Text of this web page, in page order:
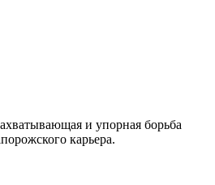
и упорная борьба
карьера.